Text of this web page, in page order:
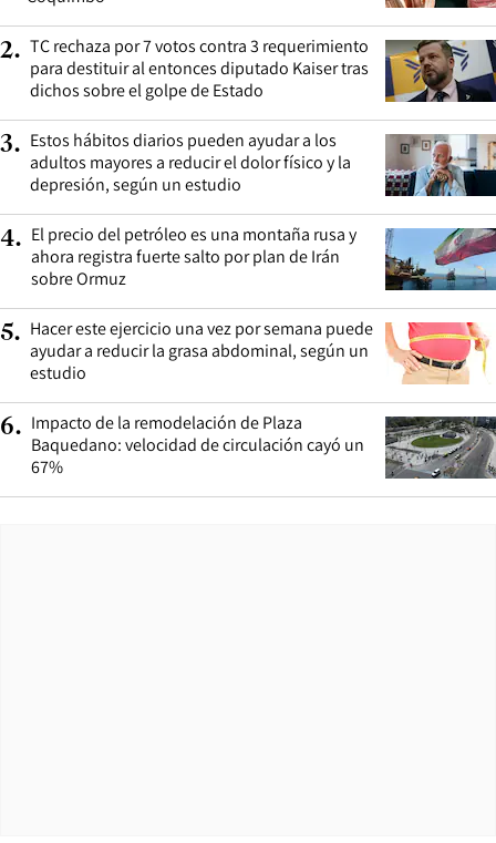
2. TC rechaza por 7 votos contra 3 requerimiento
para destituir al entonces diputado Kaiser tras
dichos sobre el golpe de Estado
3. Estos hábitos diarios pueden ayudar a los
adultos mayores a reducir el dolor físico y la
depresión, según un estudio
4. El precio del petróleo es una montaña rusa y
ahora registra fuerte salto por plan de Irán
sobre Ormuz
5. Hacer este ejercicio una vez por semana puede
ayudar a reducir la grasa abdominal, según un
estudio
6. Impacto de la remodelación de Plaza
Baquedano: velocidad de circulación cayó un
67%